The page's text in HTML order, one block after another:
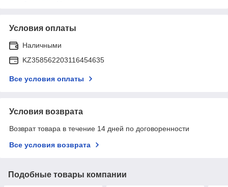
Условия оплаты
Наличными
KZ358562203116454635
Все условия оплаты
Условия возврата
Возврат товара в течение 14 дней по договоренности
Все условия возврата
Подобные товары компании